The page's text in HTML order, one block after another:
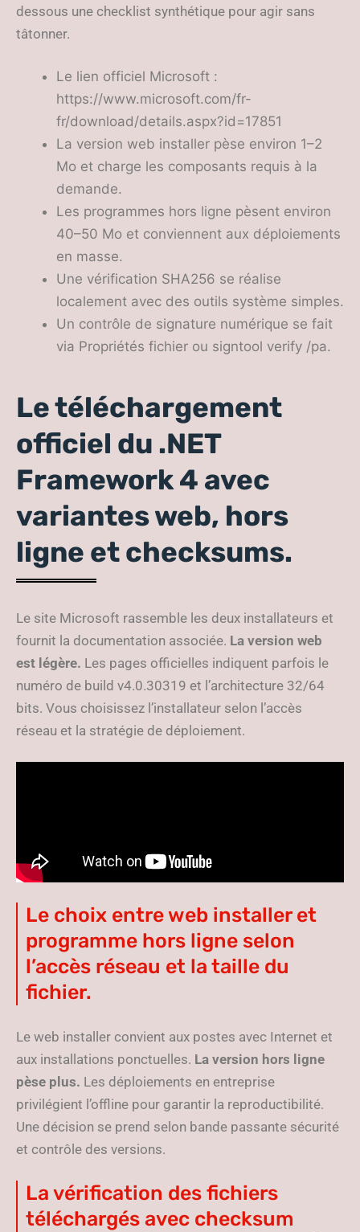
dessous une checklist synthétique pour agir sans
tâtonner.
Le lien officiel Microsoft :
https://www.microsoft.com/fr-
fr/download/details.aspx?id=17851
La version web installer pèse environ 1–2
Mo et charge les composants requis à la
demande.
Les programmes hors ligne pèsent environ
40–50 Mo et conviennent aux déploiements
en masse.
Une vérification SHA256 se réalise
localement avec des outils système simples.
Un contrôle de signature numérique se fait
via Propriétés fichier ou signtool verify /pa.
Le téléchargement
officiel du .NET
Framework 4 avec
variantes web, hors
ligne et checksums.
Le site Microsoft rassemble les deux installateurs et
fournit la documentation associée. La version web
est légère. Les pages officielles indiquent parfois le
numéro de build v4.0.30319 et l’architecture 32/64
bits. Vous choisissez l’installateur selon l’accès
réseau et la stratégie de déploiement.
Le choix entre web installer et
programme hors ligne selon
l’accès réseau et la taille du
fichier.
Le web installer convient aux postes avec Internet et
aux installations ponctuelles. La version hors ligne
pèse plus. Les déploiements en entreprise
privilégient l’offline pour garantir la reproductibilité.
Une décision se prend selon bande passante sécurité
et contrôle des versions.
La vérification des fichiers
téléchargés avec checksum